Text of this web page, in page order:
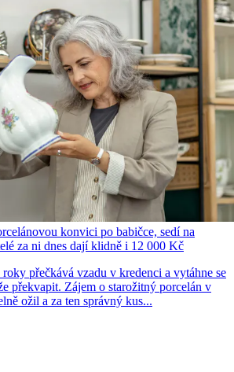
konvici po babičce, sedí na
za ni dnes dají klidně i 12 000 Kč
přečkává vzadu v kredenci a vytáhne se
překvapit. Zájem o starožitný porcelán v
ožil a za ten správný kus...